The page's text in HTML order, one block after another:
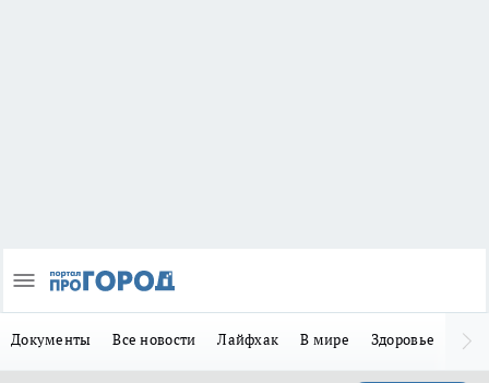
Документы Все новости Лайфхак В мире Здоровье